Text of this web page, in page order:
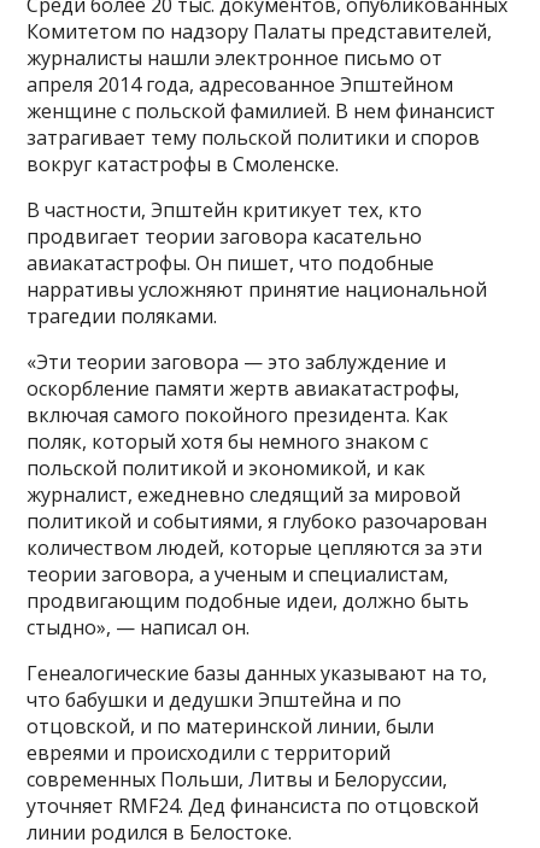
Комитетом по надзору Палаты представителей,
журналисты нашли электронное письмо от
апреля 2014 года, адресованное Эпштейном
женщине с польской фамилией. В нем финансист
затрагивает тему польской политики и споров
вокруг катастрофы в Смоленске.
В частности, Эпштейн критикует тех, кто
продвигает теории заговора касательно
авиакатастрофы. Он пишет, что подобные
нарративы усложняют принятие национальной
трагедии поляками.
«Эти теории заговора — это заблуждение и
оскорбление памяти жертв авиакатастрофы,
включая самого покойного президента. Как
поляк, который хотя бы немного знаком с
польской политикой и экономикой, и как
журналист, ежедневно следящий за мировой
политикой и событиями, я глубоко разочарован
количеством людей, которые цепляются за эти
теории заговора, а ученым и специалистам,
продвигающим подобные идеи, должно быть
стыдно», — написал он.
Генеалогические базы данных указывают на то,
что бабушки и дедушки Эпштейна и по
отцовской, и по материнской линии, были
евреями и происходили с территорий
современных Польши, Литвы и Белоруссии,
уточняет RMF24. Дед финансиста по отцовской
линии родился в Белостоке.